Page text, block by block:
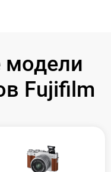
модели
Fujifilm